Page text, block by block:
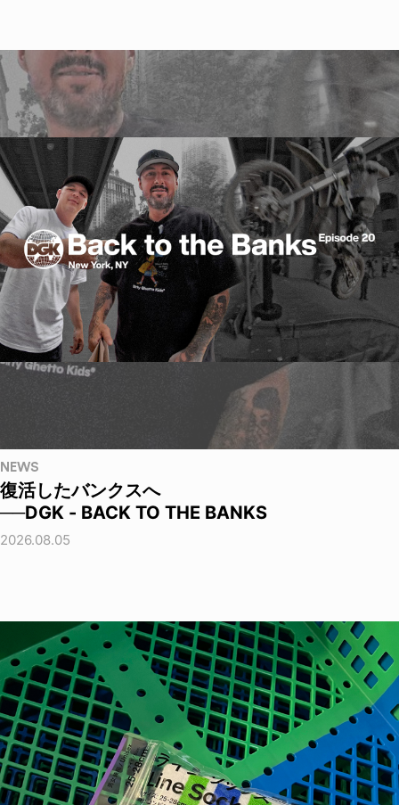
NEWS
復活したバンクスへ
──DGK - BACK TO THE BANKS
2026.08.05